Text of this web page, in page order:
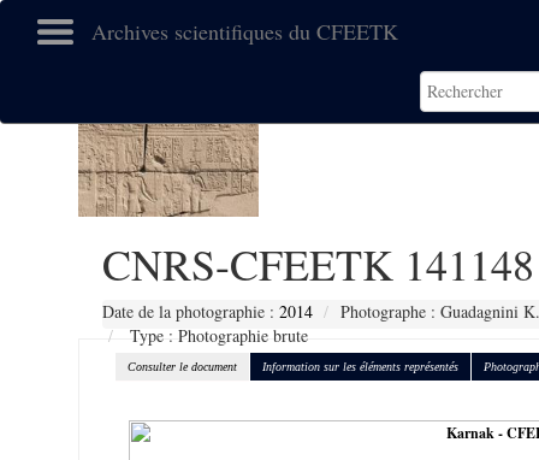
Archives scientifiques du CFEETK
CNRS-CFEETK 141148
Date de la photographie : 2014
Photographe : Guadagnini K.
Type : Photographie brute
Consulter le document Information sur les éléments représentés